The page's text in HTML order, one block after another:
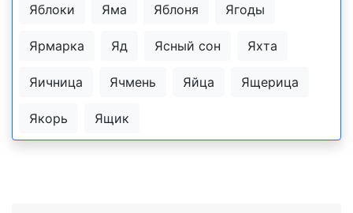
Яблоки Яма Яблоня Ягоды
Ярмарка Яд Ясный сон Яхта
Яичница Ячмень Яйца Ящерица
Якорь Ящик